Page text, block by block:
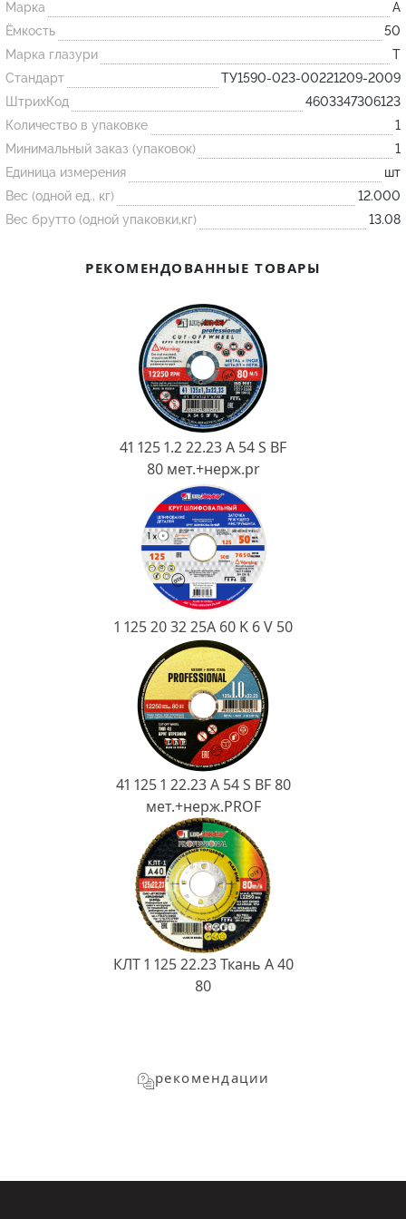
Огнеупорные
изделия
Скачать каталог
Тигель
Муфель
Черпак
Шербер
Стержень
Ковш разливочный
Огнеупорная SiC смесь
Марка
A
Ёмкость
50
Марка глазури
T
Стандарт
ТУ1590-023-00221209-2009
ШтрихКод
4603347306123
Количество в упаковке
1
Минимальный заказ (упаковок)
1
Единица измерения
шт
Вес (одной ед., кг)
12.000
Вес брутто (одной упаковки,кг)
13.08
РЕКОМЕНДОВАННЫЕ ТОВАРЫ
41 125 1.2 22.23 A 54 S BF
80 мет.+нерж.pr
1 125 20 32 25А 60 K 6 V 50
41 125 1 22.23 A 54 S BF 80
мет.+нерж.PROF
КЛТ 1 125 22.23 Ткань A 40
80
рекомендации